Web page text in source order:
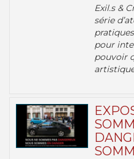
Exil.s &
série
pour
pouvoir